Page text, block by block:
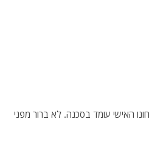
האישי עומד בסכנה. לא ברור מפני